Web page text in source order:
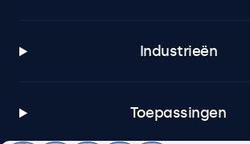
Industrieën
Toepassingen